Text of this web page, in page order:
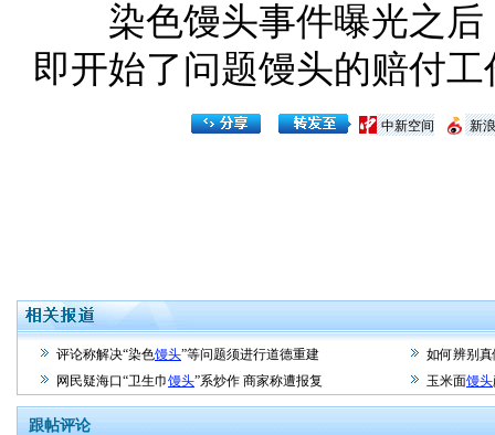
染色馒头事件曝光之后
即开始了问题馒头的赔付工
新
中新空间
评论称解决“染色馒头”等问题须进行道德重建
如何辨别
网民疑海口“卫生巾馒头”系炒作 商家称遭报复 玉米面馒头
跟帖评论